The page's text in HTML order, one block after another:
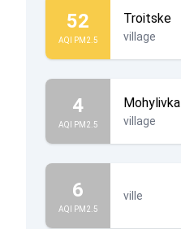
52
AQI PM2.5
Troitske
village
4
AQI PM2.5
Mohylivka
village
6
AQI PM2.5
ville